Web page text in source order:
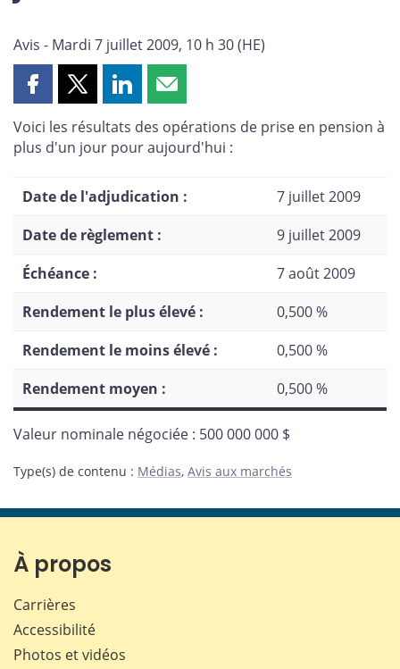
Avis - Mardi 7 juillet 2009, 10 h 30 (HE)
Partager
page
sur
Partager
page
sur
Partager
page
sur
Partager
page
par
Voici les résultats des opérations de prise en pension à
plus d'un jour pour aujourd'hui :
Date de l'adjudication :
7 juillet 2009
Date de règlement :
9 juillet 2009
Échéance :
7 août 2009
Rendement le plus élevé :
0,500 %
Rendement le moins élevé :
0,500 %
Rendement moyen :
0,500 %
Valeur nominale négociée : 500 000 000 $
Type(s) de contenu : Médias, Avis aux marchés
À propos
Carrières
Accessibilité
Photos et vidéos